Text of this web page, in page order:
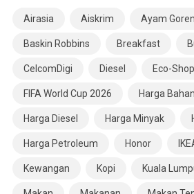
Airasia Aiskrim Ayam
Baskin Robbins Breakfast
CelcomDigi Diesel Eco-Shop
FIFA World Cup 2026 Harga
Harga Diesel Harga Minyak
Harga Petroleum Honor
Kewangan Kopi Kuala